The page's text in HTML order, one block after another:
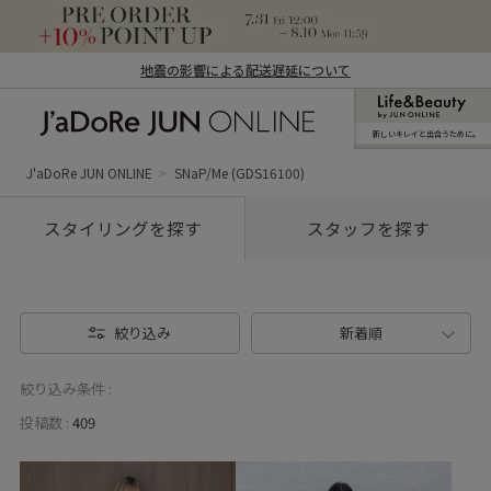
地震の影響による配送遅延について
ン オンライン）
新しいキレイと出合うために。
J'aDoRe JUN ONLINE SNaP/Me (GDS16100)
スタイリングを探す スタッフを探す
絞り込み 新着順
絞り込み条件 :
投稿数 : 409